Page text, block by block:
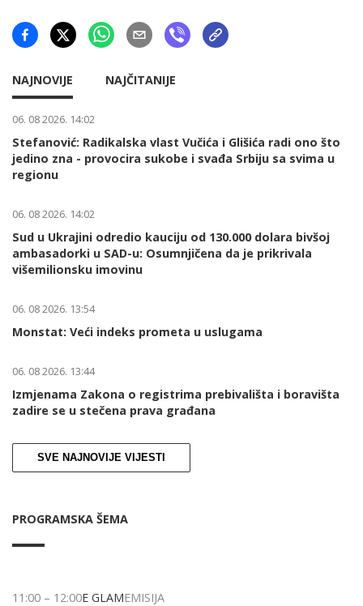
NAJNOVIJE NAJČITANIJE
06. 08 2026. 14:02
Stefanović: Radikalska vlast Vučića i Glišića radi ono što
jedino zna - provocira sukobe i svađa Srbiju sa svima u
regionu
06. 08 2026. 14:02
Sud u Ukrajini odredio kauciju od 130.000 dolara bivšoj
ambasadorki u SAD-u: Osumnjičena da je prikrivala
višemilionsku imovinu
06. 08 2026. 13:54
Monstat: Veći indeks prometa u uslugama
06. 08 2026. 13:44
Izmjenama Zakona o registrima prebivališta i boravišta
zadire se u stečena prava građana
SVE NAJNOVIJE VIJESTI
PROGRAMSKA ŠEMA
11:00 – 12:00E GLAMEMISIJA